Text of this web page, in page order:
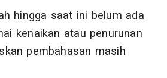
hingga saat ini belum ada
kenaikan atau penurunan
pembahasan masih